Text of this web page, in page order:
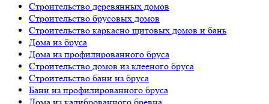
Строительство деревянных домов
Строительство брусовых домов
Строительство каркасно щитовых домов и бань
Дома из бруса
Дома из профилированного бруса
Строительство домов из клееного бруса
Строительство бани из бруса
Бани из профилированного бруса